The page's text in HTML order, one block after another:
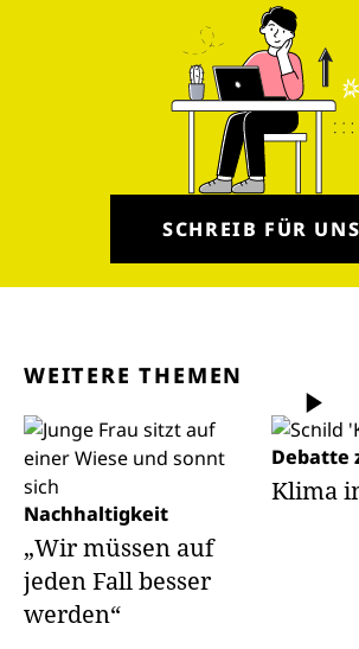
SCHREIB FÜR
WEITERE THEMEN
Nachhaltigkeit
„Wir müssen auf
jeden Fall besser
werden“
Debatte
Klima